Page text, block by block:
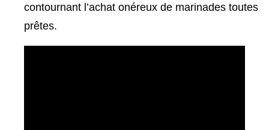
contournant l’achat onéreux de marinades toutes
prêtes.